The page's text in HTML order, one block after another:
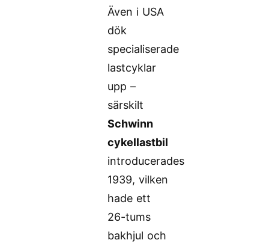
Även i USA
dök
specialiserade
lastcyklar
upp –
särskilt
Schwinn
cykellastbil
introducerades
1939, vilken
hade ett
26-tums
bakhjul och